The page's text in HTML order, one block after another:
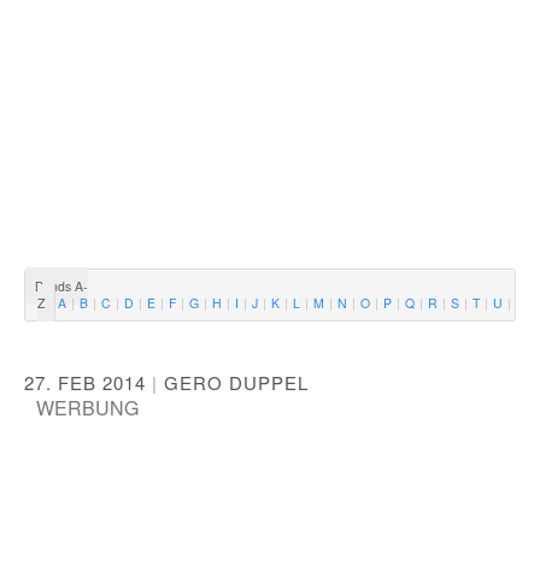
Bands A-
Z
A B C D E F G H I J K L M N O P Q R S T U
27. FEB 2014 | GERO DUPPEL
WERBUNG